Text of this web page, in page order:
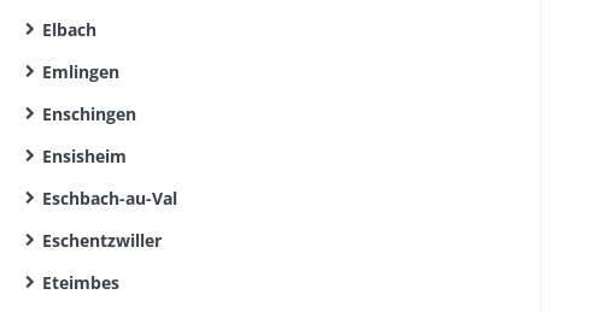
Elbach
Emlingen
Enschingen
Ensisheim
Eschbach-au-Val
Eschentzwiller
Eteimbes